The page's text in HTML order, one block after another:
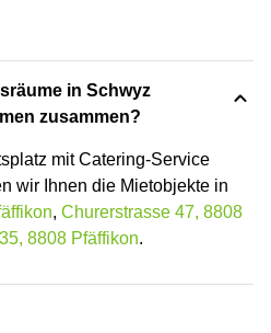
in Schwyz
zusammen?
mit Catering-Service
wir Ihnen die Mietobjekte in
, Churerstrasse 47, 8808
8808 Pfäffikon.